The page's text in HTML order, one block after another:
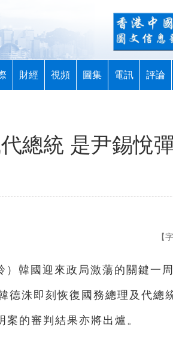
財經 視頻 圖集 電訊 評論
總統 是尹錫悅
【
韓國迎來政局激蕩的關鍵一
德洙即刻恢復國務總理及代總
的審判結果亦將出爐。